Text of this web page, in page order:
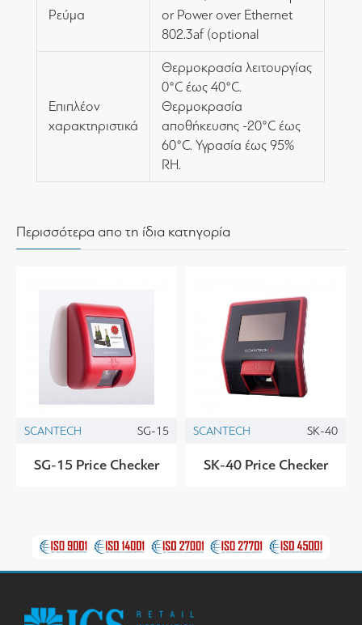
Ρεύμα
or Power over Ethernet
802.3af (optional
Επιπλέον
χαρακτηριστικά
Θερμοκρασία λειτουργίας
0°C έως 40°C.
Θερμοκρασία
αποθήκευσης -20°C έως
60°C. Υγρασία έως 95%
RH.
Περισσότερα απο τη ίδια κατηγορία
SCANTECH SG-15
SG-15 Price Checker
SCANTECH SK-40
SK-40 Price Checker